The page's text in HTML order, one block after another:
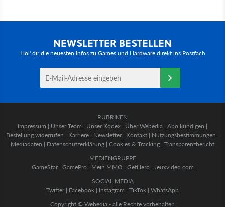
NEWSLETTER BESTELLEN
Hol' dir die neuesten Infos zu Games und Hardware direkt ins Postfach
RUBRIKEN
Impressum | Unser Team | Unser Kodex | Über Webedia | Abo kündigen |
Bestellung widerrufen | Karriere | Newsletter | Kontakt | Nutzungsbestimmungen |
Mediadaten | Datenschutzerklärung | Cookies & Tracking | Transparenzbericht
MEDIENGRUPPE
GameStar| GamePro | Mein MMO | GetHero | Jeuxvideo.com
SOCIAL MEDIA
Twitter | Facebook | Instagram | TikTok | WhatsApp
Copyright © Webedia - alle Rechte vorbehalten